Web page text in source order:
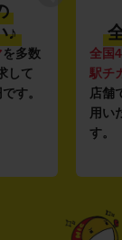
♪
を多数
して
す。
全国
駅チ
店舗
用い
す。